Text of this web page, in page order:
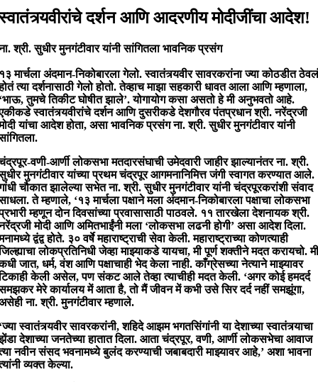
दर्शन आणि आदरणीय मोदीजींचा आदेश!
श्री. सुधीर मुनगंटीवार यांनी सांगितला भावनिक प्रसंग
मार्चला अंदमान-निकोबारला गेलो. स्वातंत्र्यवीर सावरकरांना ज्या कोठडीत ठेवलं
त्या दर्शनासाठी गेलो होतो. तेव्हाच माझा सहकारी धावत आला आणि म्हणाला,
तुमचे तिकीट घोषीत झाले’. योगायोग कसा असतो हे मी अनुभवतो आहे.
स्वातंत्र्यवीरांचे दर्शन आणि दुसरीकडे देशगौरव पंतप्रधान श्री. नरेंद्रजी
यांचा आदेश होता, असा भावनिक प्रसंग ना. श्री. सुधीर मुनगंटीवार यांनी
वणी-आर्णी लोकसभा मतदारसंघाची उमेदवारी जाहीर झाल्यानंतर ना. श्री.
मुनगंटीवार यांच्या प्रथम चंद्रपूर आगमनानिमित्त जंगी स्वागत करण्यात आले.
चौकात झालेल्या सभेत ना. श्री. सुधीर मुनगंटीवार यांनी चंद्रपूरकरांशी संवाद
ते म्हणाले, ‘१३ मार्चला पक्षाने मला अंदमान-निकोबारला पक्षाचा लोकसभा
म्हणून दोन दिवसांच्या प्रवासासाठी पाठवले. ११ तारखेला देशनायक श्री.
मोदी आणि अमितभाईंनी मला ‘लोकसभा लढनी होगी’ असा आदेश दिला.
द्वंद्व होते. ३० वर्षे महाराष्ट्राची सेवा केली. महाराष्ट्राच्या कोणत्याही
लोकप्रतिनिधी जेव्हा माझ्याकडे यायचा, मी पूर्ण शक्तीने मदत करायचो. मी
जात, धर्म, वंश आणि पक्षाचाही भेद केला नाही. काँग्रेसच्या नेत्याने माझ्यावर
केली असेल, पण संकट आले तेव्हा त्याचीही मदत केली. ‘अगर कोई हमदर्द
मेरे कार्यालय में आता है, तो मैं जीवन में कभी उसे सिर दर्द नहीं समझूंगा,
ना. श्री. मुनगंटीवार म्हणाले.
स्वातंत्र्यवीर सावरकरांनी, शहिदे आझम भगतसिंगांनी या देशाच्या स्वातंत्र्याचा
देशाच्या जनतेच्या हातात दिला. आता चंद्रपूर, वणी, आर्णी लोकसभेचा आवाज
नवीन संसद भवनामध्ये बुलंद करण्याची जबाबदारी माझ्यावर आहे,’ अशा भावना
व्यक्त केल्या.